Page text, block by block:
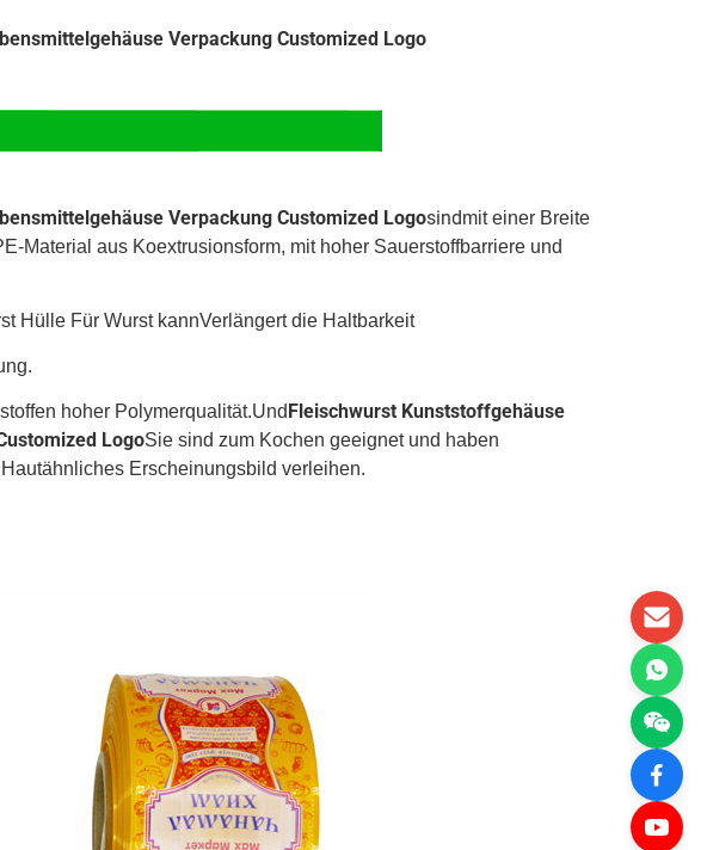
Verpackung Customized Logo
Verpackung Customized Logosindmit einer Breite
Material aus Koextrusionsform, mit hoher Sauerstoffbarriere und
Hülle Für Wurst kannVerlängert die Haltbarkeit
hoher Polymerqualität.UndFleischwurst Kunststoffgehäuse
LogoSie sind zum Kochen geeignet und haben
Erscheinungsbild verleihen.